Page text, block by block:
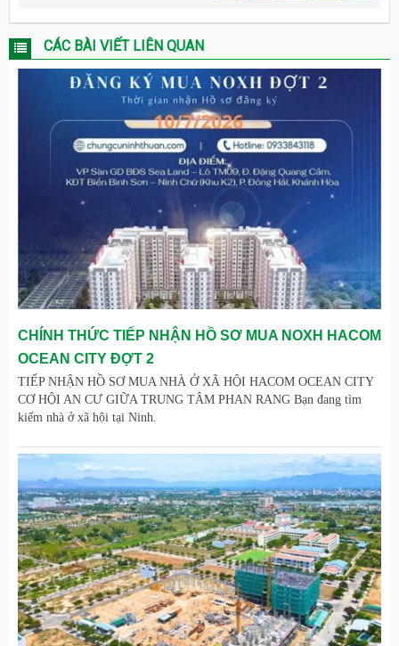
CÁC BÀI VIẾT LIÊN QUAN
CHÍNH THỨC TIẾP NHẬN HỒ SƠ MUA NOXH HACOM
OCEAN CITY ĐỢT 2
TIẾP NHẬN HỒ SƠ MUA NHÀ Ở XÃ HỘI HACOM OCEAN CITY
CƠ HỘI AN CƯ GIỮA TRUNG TÂM PHAN RANG Bạn đang tìm
kiếm nhà ở xã hội tại Ninh.